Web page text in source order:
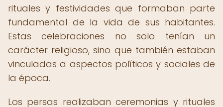
rituales y festividades que formaban parte
fundamental de la vida de sus habitantes.
Estas celebraciones no solo tenían un
carácter religioso, sino que también estaban
vinculadas a aspectos políticos y sociales de
la época.
Los persas realizaban ceremonias y rituales